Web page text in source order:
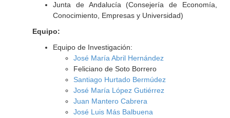
Junta de Andalucía (Consejería de Economía,
Conocimiento, Empresas y Universidad)
Equipo:
Equipo de Investigación:
José María Abril Hernández
Feliciano de Soto Borrero
Santiago Hurtado Bermúdez
José María López Gutiérrez
Juan Mantero Cabrera
José Luis Más Balbuena